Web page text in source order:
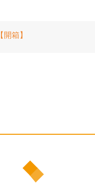
箱】